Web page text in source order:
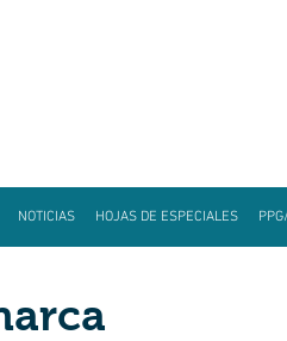
NOTICIAS HOJAS DE ESPECIALES